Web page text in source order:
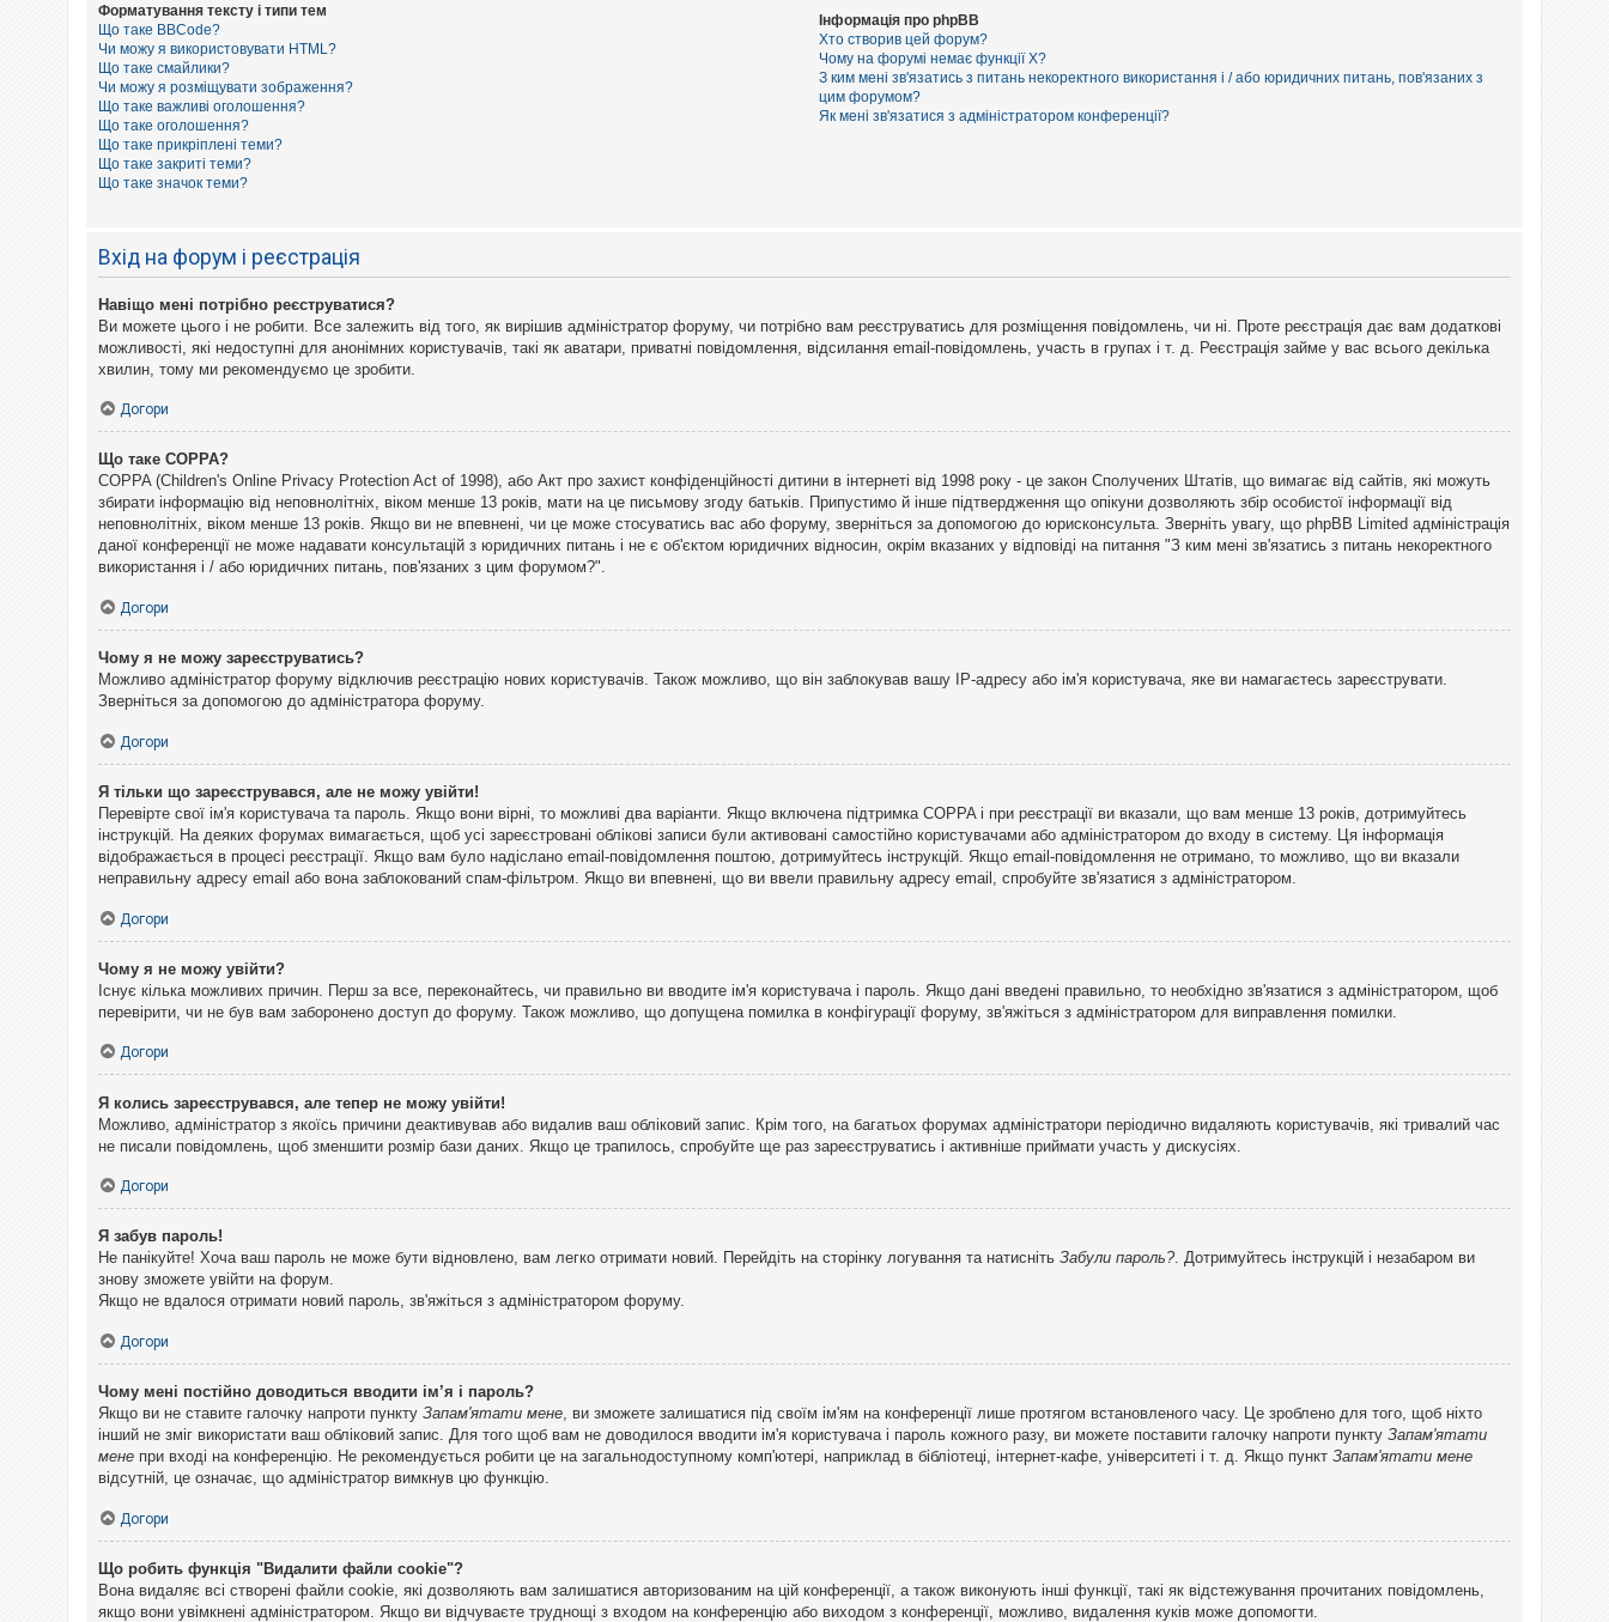
Форматування тексту і типи тем
Що таке BBCode?
Чи можу я використовувати HTML?
Що таке смайлики?
Чи можу я розміщувати зображення?
Що таке важливі оголошення?
Що таке оголошення?
Що таке прикріплені теми?
Що таке закриті теми?
Що таке значок теми?
Інформація про phpBB
Хто створив цей форум?
Чому на форумі немає функції X?
З ким мені зв'язатись з питань некоректного використання і / або юридичних питань, пов'язаних з
цим форумом?
Як мені зв'язатися з адміністратором конференції?
Вхід на форум і реєстрація
Навіщо мені потрібно реєструватися?
Ви можете цього і не робити. Все залежить від того, як вирішив адміністратор форуму, чи потрібно вам реєструватись для розміщення повідомлень, чи ні. Проте реєстрація дає вам додаткові
можливості, які недоступні для анонімних користувачів, такі як аватари, приватні повідомлення, відсилання email-повідомлень, участь в групах і т. д. Реєстрація займе у вас всього декілька
хвилин, тому ми рекомендуємо це зробити.
Догори
Що таке COPPA?
COPPA (Children's Online Privacy Protection Act of 1998), або Акт про захист конфіденційності дитини в інтернеті від 1998 року - це закон Сполучених Штатів, що вимагає від сайтів, які можуть
збирати інформацію від неповнолітніх, віком менше 13 років, мати на це письмову згоду батьків. Припустимо й інше підтвердження що опікуни дозволяють збір особистої інформації від
неповнолітніх, віком менше 13 років. Якщо ви не впевнені, чи це може стосуватись вас або форуму, зверніться за допомогою до юрисконсульта. Зверніть увагу, що phpBB Limited адміністрація
даної конференції не може надавати консультацій з юридичних питань і не є об'єктом юридичних відносин, окрім вказаних у відповіді на питання "З ким мені зв'язатись з питань некоректного
використання і / або юридичних питань, пов'язаних з цим форумом?".
Догори
Чому я не можу зареєструватись?
Можливо адміністратор форуму відключив реєстрацію нових користувачів. Також можливо, що він заблокував вашу IP-адресу або ім'я користувача, яке ви намагаєтесь зареєструвати.
Зверніться за допомогою до адміністратора форуму.
Догори
Я тільки що зареєструвався, але не можу увійти!
Перевірте свої ім'я користувача та пароль. Якщо вони вірні, то можливі два варіанти. Якщо включена підтримка COPPA і при реєстрації ви вказали, що вам менше 13 років, дотримуйтесь
інструкцій. На деяких форумах вимагається, щоб усі зареєстровані облікові записи були активовані самостійно користувачами або адміністратором до входу в систему. Ця інформація
відображається в процесі реєстрації. Якщо вам було надіслано email-повідомлення поштою, дотримуйтесь інструкцій. Якщо email-повідомлення не отримано, то можливо, що ви вказали
неправильну адресу email або вона заблокований спам-фільтром. Якщо ви впевнені, що ви ввели правильну адресу email, спробуйте зв'язатися з адміністратором.
Догори
Чому я не можу увійти?
Існує кілька можливих причин. Перш за все, переконайтесь, чи правильно ви вводите ім'я користувача і пароль. Якщо дані введені правильно, то необхідно зв'язатися з адміністратором, щоб
перевірити, чи не був вам заборонено доступ до форуму. Також можливо, що допущена помилка в конфігурації форуму, зв'яжіться з адміністратором для виправлення помилки.
Догори
Я колись зареєструвався, але тепер не можу увійти!
Можливо, адміністратор з якоїсь причини деактивував або видалив ваш обліковий запис. Крім того, на багатьох форумах адміністратори періодично видаляють користувачів, які тривалий час
не писали повідомлень, щоб зменшити розмір бази даних. Якщо це трапилось, спробуйте ще раз зареєструватись і активніше приймати участь у дискусіях.
Догори
Я забув пароль!
Не панікуйте! Хоча ваш пароль не може бути відновлено, вам легко отримати новий. Перейдіть на сторінку логування та натисніть Забули пароль?. Дотримуйтесь інструкцій і незабаром ви
знову зможете увійти на форум.
Якщо не вдалося отримати новий пароль, зв'яжіться з адміністратором форуму.
Догори
Чому мені постійно доводиться вводити ім’я і пароль?
Якщо ви не ставите галочку напроти пункту Запам'ятати мене, ви зможете залишатися під своїм ім'ям на конференції лише протягом встановленого часу. Це зроблено для того, щоб ніхто
інший не зміг використати ваш обліковий запис. Для того щоб вам не доводилося вводити ім'я користувача і пароль кожного разу, ви можете поставити галочку напроти пункту Запам'ятати
мене при вході на конференцію. Не рекомендується робити це на загальнодоступному комп'ютері, наприклад в бібліотеці, інтернет-кафе, університеті і т. д. Якщо пункт Запам'ятати мене
відсутній, це означає, що адміністратор вимкнув цю функцію.
Догори
Що робить функція "Видалити файли cookie"?
Вона видаляє всі створені файли cookie, які дозволяють вам залишатися авторизованим на цій конференції, а також виконують інші функції, такі як відстежування прочитаних повідомлень,
якщо вони увімкнені адміністратором. Якщо ви відчуваєте труднощі з входом на конференцію або виходом з конференції, можливо, видалення куків може допомогти.